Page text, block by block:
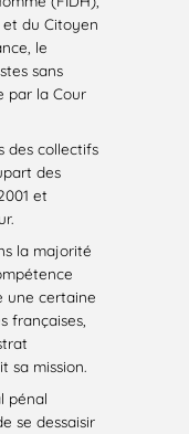
et du Citoyen
le
sans
par la Cour
des collectifs
des
et
la majorité
une certaine
françaises,
sa mission.
pénal
se dessaisir